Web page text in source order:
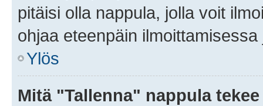
pitäisi olla nappula, jolla voit
ohjaa eteenpäin
Ylös
Mitä "Tallenna" nappula